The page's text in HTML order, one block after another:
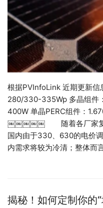
根据PVInfoLink 近期更新
280/330-335Wp 多晶组件
400W 单晶PERC组件
￼￼￼￼￼ 随着各厂家复工
国内由于330、630的电价
内需求将较为冷清；整体而
揭秘！如何定制你的